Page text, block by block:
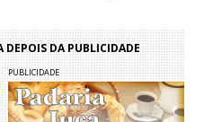
DA PUBLICIDADE
PUBLICIDADE